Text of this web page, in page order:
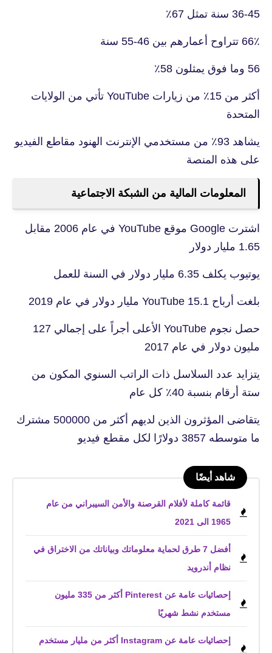
36-45 سنة تمثل 67٪
66٪ تتراوح أعمارهم بين 46-55 سنة
56 وما فوق يمثلون 58٪
أكثر من 15٪ من زيارات YouTube تأتي من الولايات
المتحدة
يشاهد 93٪ من مستخدمي الإنترنت الهنود مقاطع الفيديو
على هذه المنصة
المعلومات المالية من الشبكة الاجتماعية
اشترت Google موقع YouTube في عام 2006 مقابل
1.65 مليار دولار
يوتيوب يكلف 6.35 مليار دولار في السنة للعمل
بلغت أرباح YouTube 15.1 مليار دولار في عام 2019
حصل نجوم YouTube الأعلى أجراً على إجمالي 127
مليون دولار في عام 2017
يتزايد عدد السلاسل ذات الراتب السنوي المكون من
ستة أرقام بنسبة 40٪ كل عام
يتقاضى المؤثرون الذين لديهم أكثر من 500000 مشترك
ما متوسطه 3857 دولارًا لكل مقطع فيديو
شاهد أيضًا
قائمة كاملة لأفلام القرصنة والأمن السيبراني من عام
1965 الى 2021
أفضل 7 طرق لحماية معلوماتك وبياناتك من الاختراق في
نظام أندرويد
إحصائيات عامة عن Pinterest أكثر من 335 مليون
مستخدم نشط شهريًا
إحصائيات عامة عن Instagram أكثر من مليار مستخدم